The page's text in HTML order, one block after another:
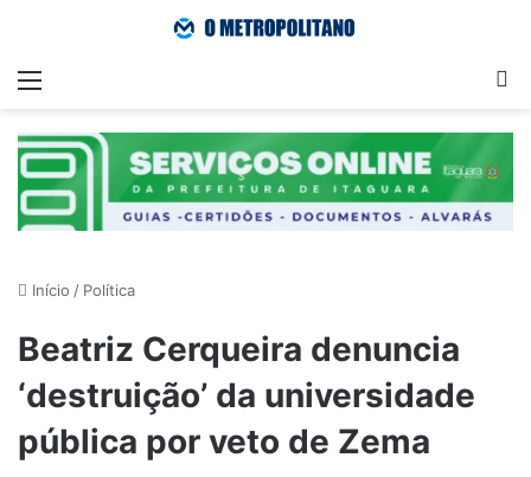
Menu
Início / Política
Beatriz Cerqueira denuncia
‘destruição’ da universidade
pública por veto de Zema